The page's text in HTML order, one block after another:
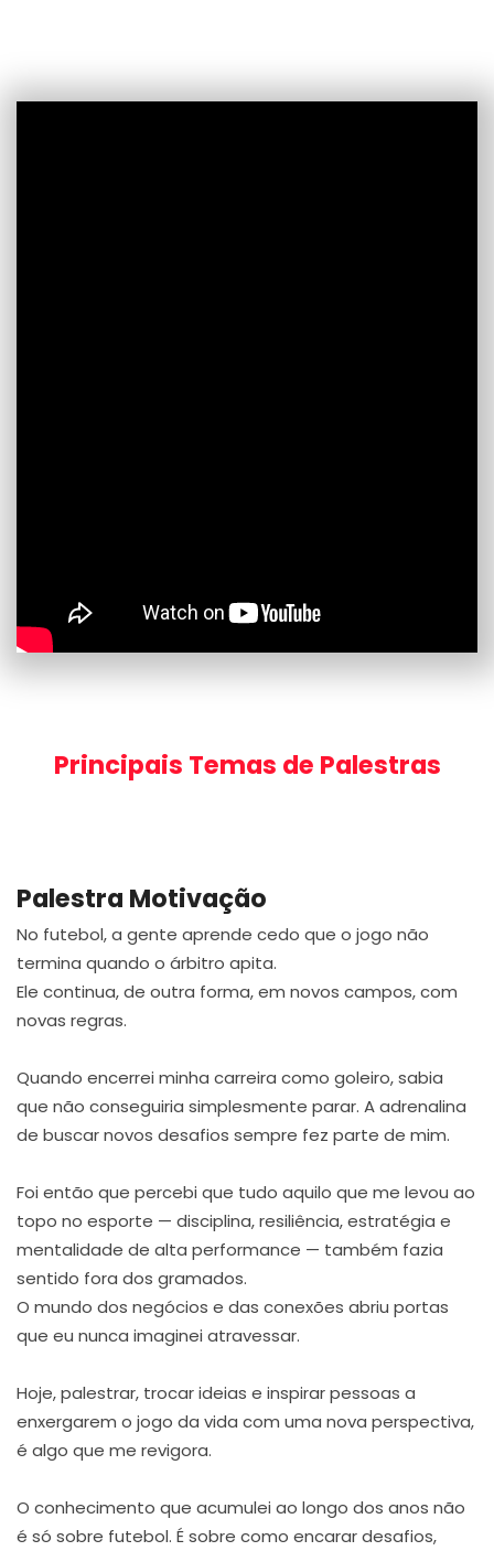
Principais Temas de Palestras
Palestra Motivação
No futebol, a gente aprende cedo que o jogo não
termina quando o árbitro apita.
Ele continua, de outra forma, em novos campos, com
novas regras.
Quando encerrei minha carreira como goleiro, sabia
que não conseguiria simplesmente parar. A adrenalina
de buscar novos desafios sempre fez parte de mim.
Foi então que percebi que tudo aquilo que me levou ao
topo no esporte — disciplina, resiliência, estratégia e
mentalidade de alta performance — também fazia
sentido fora dos gramados.
O mundo dos negócios e das conexões abriu portas
que eu nunca imaginei atravessar.
Hoje, palestrar, trocar ideias e inspirar pessoas a
enxergarem o jogo da vida com uma nova perspectiva,
é algo que me revigora.
O conhecimento que acumulei ao longo dos anos não
é só sobre futebol. É sobre como encarar desafios,